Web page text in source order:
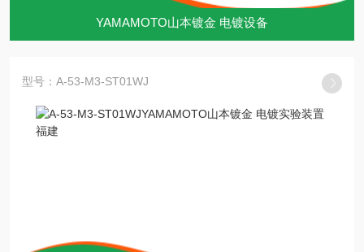
YAMAMOTO山本镀金 电镀设备
型号：A-53-M3-ST01WJ